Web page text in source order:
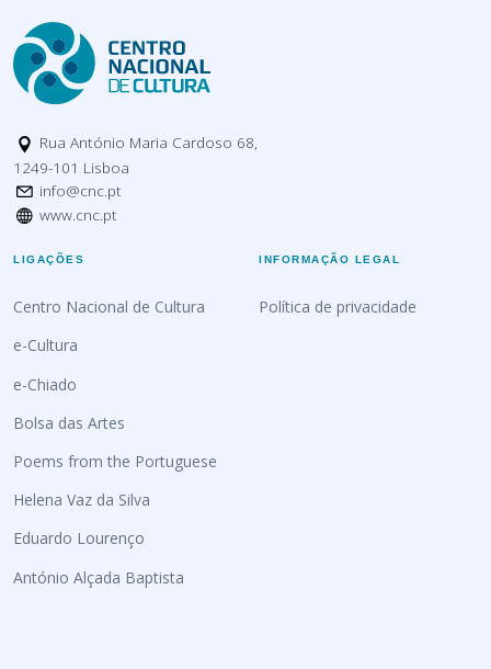
Rua António Maria Cardoso 68,
1249-101 Lisboa
info@cnc.pt
www.cnc.pt
LIGAÇÕES
Centro Nacional de Cultura
e-Cultura
e-Chiado
Bolsa das Artes
Poems from the Portuguese
Helena Vaz da Silva
Eduardo Lourenço
António Alçada Baptista
INFORMAÇÃO LEGAL
Política de privacidade